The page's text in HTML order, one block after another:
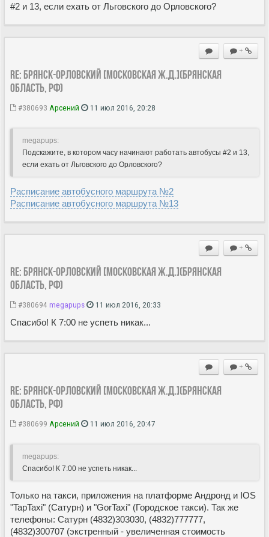
#2 и 13, если ехать от Льговского до Орловского?
+
Re: Брянск-Орловский [Московская ж.д.](Брянская
область, РФ)
#380693 Арсений 11 июл 2016, 20:28
megapups:
Подскажите, в котором часу начинают работать автобусы #2 и 13,
если ехать от Льговского до Орловского?
Расписание автобусного маршрута №2
Расписание автобусного маршрута №13
+
Re: Брянск-Орловский [Московская ж.д.](Брянская
область, РФ)
#380694 megapups 11 июл 2016, 20:33
Спасибо! К 7:00 не успеть никак...
+
Re: Брянск-Орловский [Московская ж.д.](Брянская
область, РФ)
#380699 Арсений 11 июл 2016, 20:47
megapups:
Спасибо! К 7:00 не успеть никак...
Только на такси, приложения на платформе Андронд и IOS
"TapTaxi" (Сатурн) и "GorTaxi" (Городское такси). Так же
телефоны: Сатурн (4832)303030, (4832)777777,
(4832)300707 (экстренный - увеличенная стоимость